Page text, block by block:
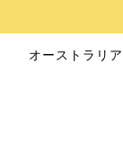
オーストラリ